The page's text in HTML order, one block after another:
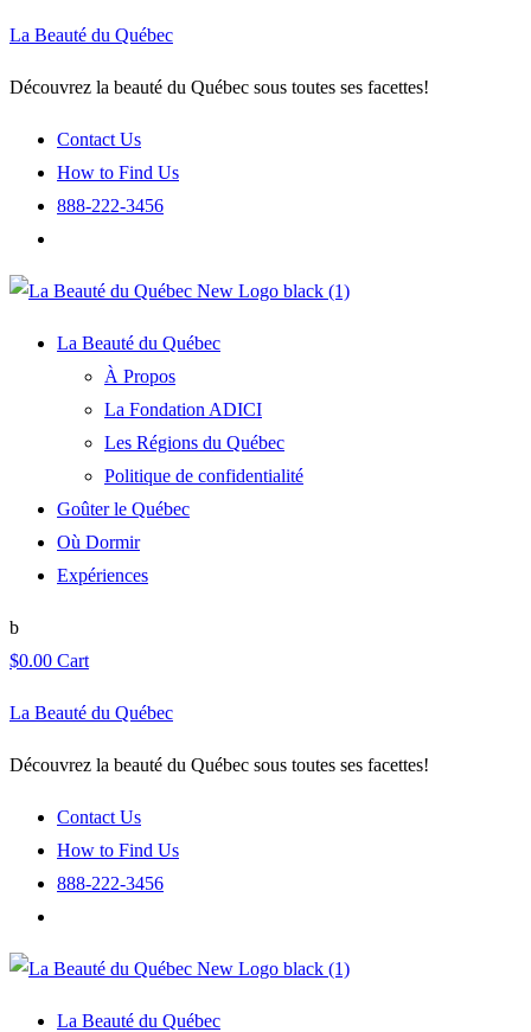
La Beauté du Québec
Découvrez la beauté du Québec sous toutes ses facettes!
Contact Us
How to Find Us
888-222-3456
La Beauté du Québec
À Propos
La Fondation ADICI
Les Régions du Québec
Politique de confidentialité
Goûter le Québec
Où Dormir
Expériences
$0.00 Cart
La Beauté du Québec
Découvrez la beauté du Québec sous toutes ses facettes!
Contact Us
How to Find Us
888-222-3456
La Beauté du Québec